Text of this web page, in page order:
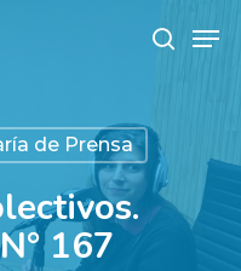
search
de Prensa
167